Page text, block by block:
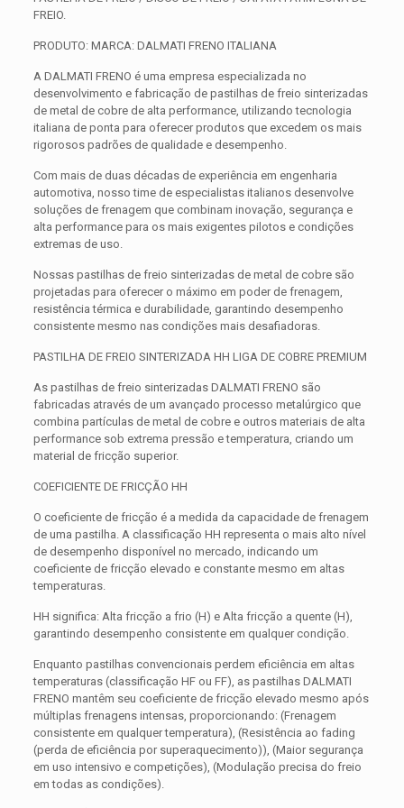
FREIO.
PRODUTO: MARCA: DALMATI FRENO ITALIANA
A DALMATI FRENO é uma empresa especializada no
desenvolvimento e fabricação de pastilhas de freio sinterizadas
de metal de cobre de alta performance, utilizando tecnologia
italiana de ponta para oferecer produtos que excedem os mais
rigorosos padrões de qualidade e desempenho.
Com mais de duas décadas de experiência em engenharia
automotiva, nosso time de especialistas italianos desenvolve
soluções de frenagem que combinam inovação, segurança e
alta performance para os mais exigentes pilotos e condições
extremas de uso.
Nossas pastilhas de freio sinterizadas de metal de cobre são
projetadas para oferecer o máximo em poder de frenagem,
resistência térmica e durabilidade, garantindo desempenho
consistente mesmo nas condições mais desafiadoras.
PASTILHA DE FREIO SINTERIZADA HH LIGA DE COBRE PREMIUM
As pastilhas de freio sinterizadas DALMATI FRENO são
fabricadas através de um avançado processo metalúrgico que
combina partículas de metal de cobre e outros materiais de alta
performance sob extrema pressão e temperatura, criando um
material de fricção superior.
COEFICIENTE DE FRICÇÃO HH
O coeficiente de fricção é a medida da capacidade de frenagem
de uma pastilha. A classificação HH representa o mais alto nível
de desempenho disponível no mercado, indicando um
coeficiente de fricção elevado e constante mesmo em altas
temperaturas.
HH significa: Alta fricção a frio (H) e Alta fricção a quente (H),
garantindo desempenho consistente em qualquer condição.
Enquanto pastilhas convencionais perdem eficiência em altas
temperaturas (classificação HF ou FF), as pastilhas DALMATI
FRENO mantêm seu coeficiente de fricção elevado mesmo após
múltiplas frenagens intensas, proporcionando: (Frenagem
consistente em qualquer temperatura), (Resistência ao fading
(perda de eficiência por superaquecimento)), (Maior segurança
em uso intensivo e competições), (Modulação precisa do freio
em todas as condições).